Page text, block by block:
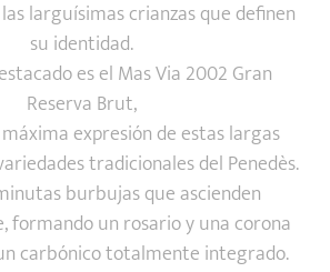
larguísimas crianzas que definen
su identidad.
es el Mas Via 2002 Gran
Reserva Brut,
expresión de estas largas
tradicionales del Penedès.
burbujas que ascienden
formando un rosario y una corona
carbónico totalmente integrado.